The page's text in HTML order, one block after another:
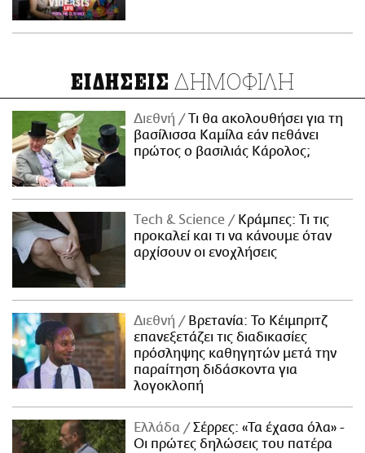
ΕΙΔΗΣΕΙΣ ΔΗΜΟΦΙΛΗ
Διεθνή
Τι θα ακολουθήσει για τη
βασίλισσα Καμίλα εάν πεθάνει
πρώτος ο βασιλιάς Κάρολος;
Τech & Science
Κράμπες: Τι τις
προκαλεί και τι να κάνουμε όταν
αρχίσουν οι ενοχλήσεις
Διεθνή
Βρετανία: Το Κέιμπριτζ
επανεξετάζει τις διαδικασίες
πρόσληψης καθηγητών μετά την
παραίτηση διδάσκοντα για
λογοκλοπή
Ελλάδα
Σέρρες: «Τα έχασα όλα» -
Οι πρώτες δηλώσεις του πατέρα